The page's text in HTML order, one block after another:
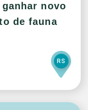
novo
de fauna
RS